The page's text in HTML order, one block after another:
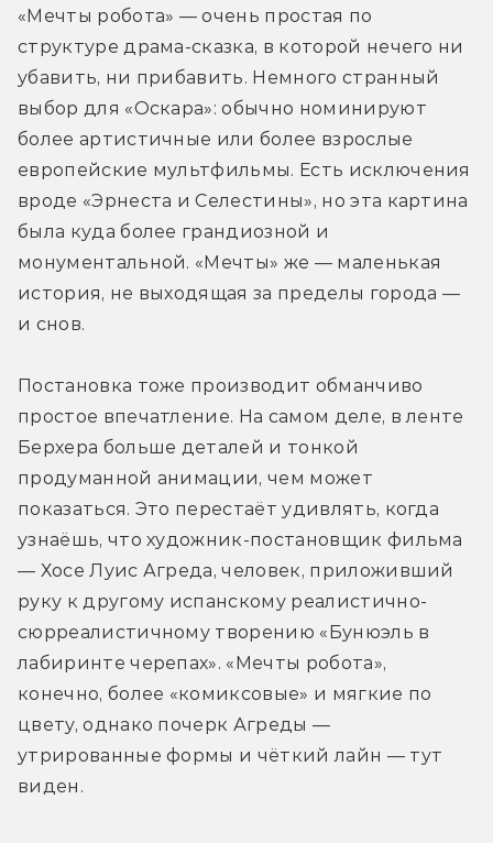
«Мечты робота» — очень простая по
структуре драма-сказка, в которой нечего ни
убавить, ни прибавить. Немного странный
выбор для «Оскара»: обычно номинируют
более артистичные или более взрослые
европейские мультфильмы. Есть исключения
вроде «Эрнеста и Селестины», но эта картина
была куда более грандиозной и
монументальной. «Мечты» же — маленькая
история, не выходящая за пределы города —
и снов.
Постановка тоже производит обманчиво
простое впечатление. На самом деле, в ленте
Берхера больше деталей и тонкой
продуманной анимации, чем может
показаться. Это перестаёт удивлять, когда
узнаёшь, что художник-постановщик фильма
— Хосе Луис Агреда, человек, приложивший
руку к другому испанскому реалистично-
сюрреалистичному творению «Бунюэль в
лабиринте черепах». «Мечты робота»,
конечно, более «комиксовые» и мягкие по
цвету, однако почерк Агреды —
утрированные формы и чёткий лайн — тут
виден.